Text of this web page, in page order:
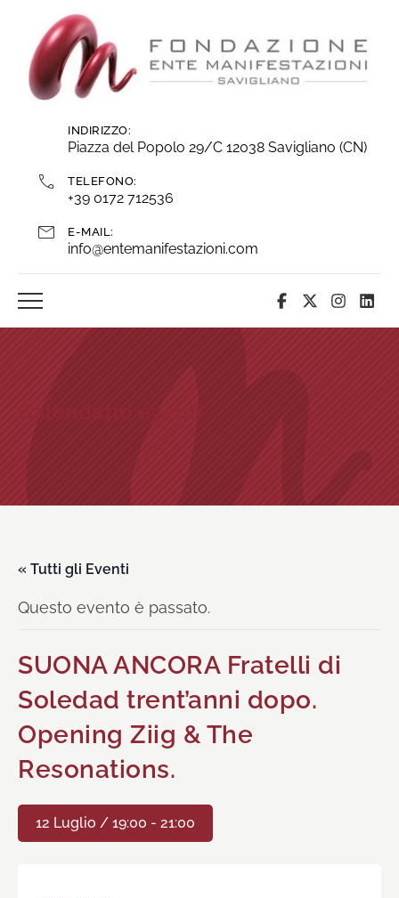
contenuti
INDIRIZZO:
Piazza del Popolo 29/C 12038 Savigliano (CN)
TELEFONO:
+39 0172 712536
E-MAIL:
info@entemanifestazioni.com
« Tutti gli Eventi
Questo evento è passato.
SUONA ANCORA Fratelli di
Soledad trent’anni dopo.
Opening Ziig & The
Resonations.
12 Luglio / 19:00 - 21:00